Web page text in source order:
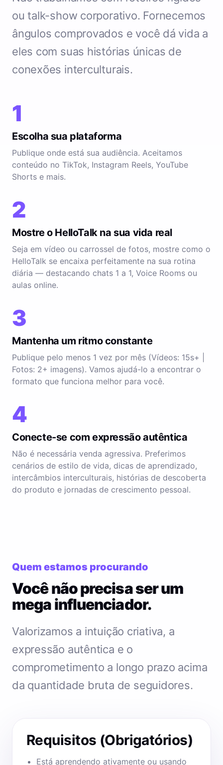
ou talk-show corporativo. Fornecemos
ângulos comprovados e você dá vida a
eles com suas histórias únicas de
conexões interculturais.
1
Escolha sua plataforma
Publique onde está sua audiência. Aceitamos
conteúdo no TikTok, Instagram Reels, YouTube
Shorts e mais.
2
Mostre o HelloTalk na sua vida real
Seja em vídeo ou carrossel de fotos, mostre como o
HelloTalk se encaixa perfeitamente na sua rotina
diária — destacando chats 1 a 1, Voice Rooms ou
aulas online.
3
Mantenha um ritmo constante
Publique pelo menos 1 vez por mês (Vídeos: 15s+ |
Fotos: 2+ imagens). Vamos ajudá-lo a encontrar o
formato que funciona melhor para você.
4
Conecte-se com expressão autêntica
Não é necessária venda agressiva. Preferimos
cenários de estilo de vida, dicas de aprendizado,
intercâmbios interculturais, histórias de descoberta
do produto e jornadas de crescimento pessoal.
Quem estamos procurando
Você não precisa ser um
mega influenciador.
Valorizamos a intuição criativa, a
expressão autêntica e o
comprometimento a longo prazo acima
da quantidade bruta de seguidores.
Requisitos (Obrigatórios)
Está aprendendo ativamente ou usando